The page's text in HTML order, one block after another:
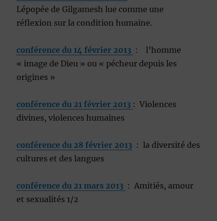
Lépopée de Gilgamesh lue comme une
réflexion sur la condition humaine.
conférence du 14 février 2013 : l’homme
« image de Dieu » ou « pécheur depuis les
origines »
conférence du 21 février 2013 : Violences
divines, violences humaines
conférence du 28 février 2013 : la diversité des
cultures et des langues
conférence du 21 mars 2013 : Amitiés, amour
et sexualités 1/2